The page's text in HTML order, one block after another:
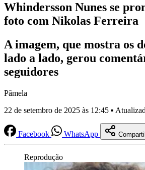
Whindersson Nunes se
foto com Nikolas Ferreira
A imagem, que mostra os
lado a lado, gerou
seguidores
Pâmela
22 de setembro de 2025 às 12:45 ▪
Facebook WhatsApp
Reprodução